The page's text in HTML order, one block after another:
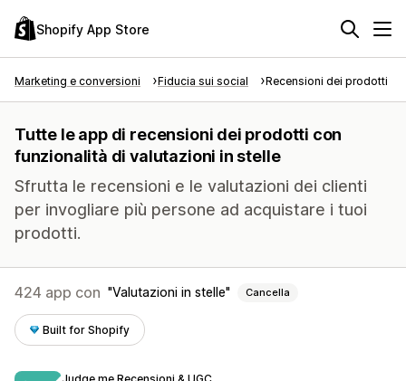
Shopify App Store
Marketing e conversioni Fiducia sui social Recensioni dei prodotti
Tutte le app di recensioni dei prodotti con
funzionalità di valutazioni in stelle
Sfrutta le recensioni e le valutazioni dei clienti
per invogliare più persone ad acquistare i tuoi
prodotti.
424 app con Valutazioni in stelle Cancella
Built for Shopify